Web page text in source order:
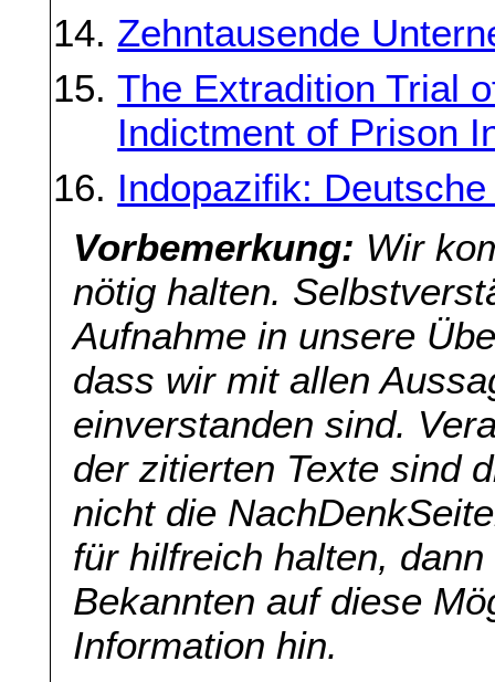
Zehntausende
The Extradition Trial
Indictment of Prison
Indopazifik:
Vorbemerkung: Wir
nötig halten.
Aufnahme in unsere
dass wir mit allen
einverstanden sind.
der zitierten Texte sind
nicht die
für hilfreich halten,
Bekannten auf diese
Information hin.